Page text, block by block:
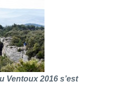
Ventoux 2016 s’est